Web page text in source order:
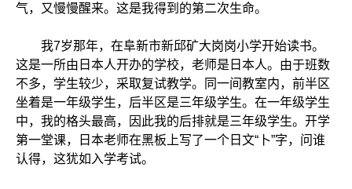
气，又慢慢醒来。这是我得到的第二次生命。
我7岁那年，在阜新市新邱矿大岗岗小学开始读书。
这是一所由日本人开办的学校，老师是日本人。由于班数
不多，学生较少，采取复试教学。同一间教室内，前半区
坐着是一年级学生，后半区是三年级学生。在一年级学生
中，我的格头最高，因此我的后排就是三年级学生。开学
第一堂课，日本老师在黑板上写了一个日文“卜”字，问谁
认得，这犹如入学考试。